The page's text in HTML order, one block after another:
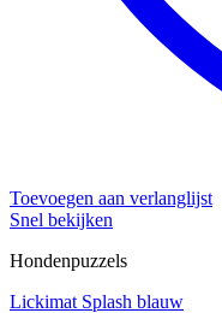
Toevoegen aan verlanglijst
Snel bekijken
Hondenpuzzels
Lickimat Splash blauw